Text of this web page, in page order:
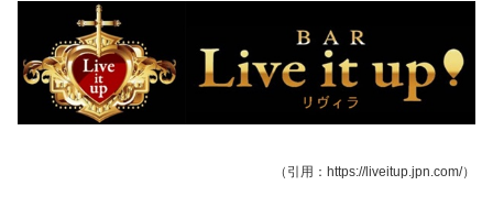
（引用：https://liveitup.jpn.com/）